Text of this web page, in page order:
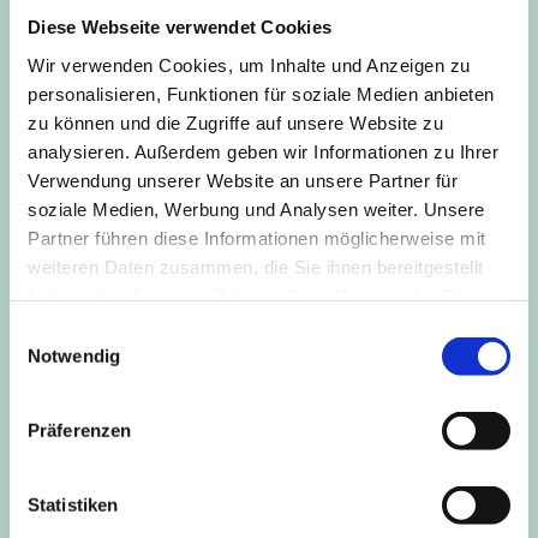
Diese Webseite verwendet Cookies
Wir verwenden Cookies, um Inhalte und Anzeigen zu
personalisieren, Funktionen für soziale Medien anbieten
zu können und die Zugriffe auf unsere Website zu
analysieren. Außerdem geben wir Informationen zu Ihrer
Verwendung unserer Website an unsere Partner für
soziale Medien, Werbung und Analysen weiter. Unsere
Partner führen diese Informationen möglicherweise mit
weiteren Daten zusammen, die Sie ihnen bereitgestellt
Notwendig
Präferenzen
Statistiken
Unsere Inhalte basieren auf
wissenschaftlich fundierten
Erkentnissen und bieten
verlässliche Orientierung im
Gesundheits-Dschungel.
Wir sind überzeugt von unserem
Ansatz und haben unsere Inhalte
nicht nur an uns selbst, sondern
anderen Menschen und Gruppen
Ausbildungen ausprobiert und